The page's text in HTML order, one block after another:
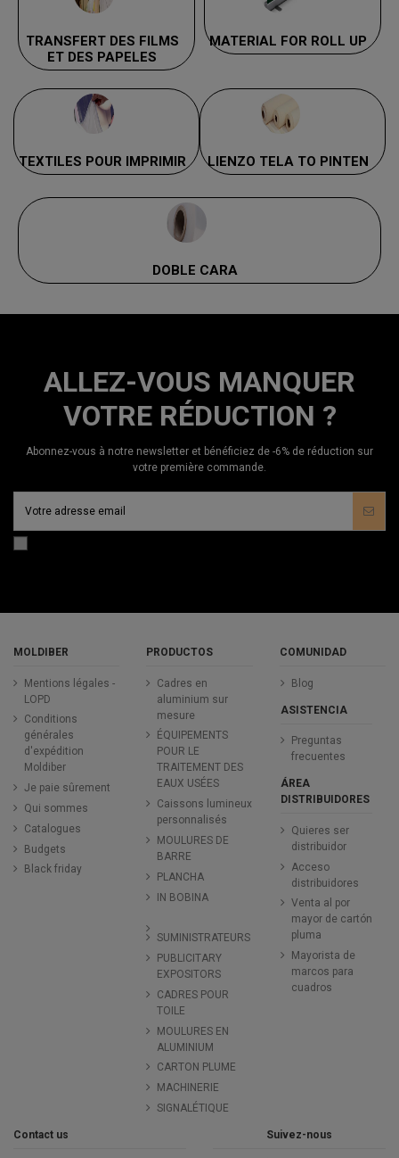
TRANSFERT DES FILMS
ET DES PAPELES
MATERIAL FOR ROLL UP
TEXTILES POUR IMPRIMIR LIENZO TELA TO PINTEN
DOBLE CARA
ALLEZ-VOUS MANQUER
VOTRE RÉDUCTION ?
Abonnez-vous à notre newsletter et bénéficiez de -6% de réduction sur
votre première commande.
MOLDIBER
Mentions légales -
LOPD
Conditions
générales
d'expédition
Moldiber
Je paie sûrement
Qui sommes
Catalogues
Budgets
Black friday
PRODUCTOS
Cadres en
aluminium sur
mesure
ÉQUIPEMENTS
POUR LE
TRAITEMENT DES
EAUX USÉES
Caissons lumineux
personnalisés
MOULURES DE
BARRE
PLANCHA
IN BOBINA
SUMINISTRATEURS
PUBLICITARY
EXPOSITORS
CADRES POUR
TOILE
MOULURES EN
ALUMINIUM
CARTON PLUME
MACHINERIE
SIGNALÉTIQUE
COMUNIDAD
Blog
ASISTENCIA
Preguntas
frecuentes
ÁREA
DISTRIBUIDORES
Quieres ser
distribuidor
Acceso
distribuidores
Venta al por
mayor de cartón
pluma
Mayorista de
marcos para
cuadros
Contact us Suivez-nous